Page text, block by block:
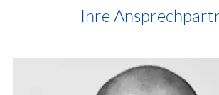
Ihre